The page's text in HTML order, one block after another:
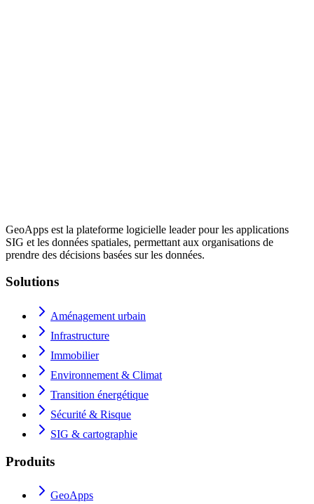
GeoApps est la plateforme logicielle leader pour les applications
SIG et les données spatiales, permettant aux organisations de
prendre des décisions basées sur les données.
Solutions
Aménagement urbain
Infrastructure
Immobilier
Environnement & Climat
Transition énergétique
Sécurité & Risque
SIG & cartographie
Produits
GeoApps